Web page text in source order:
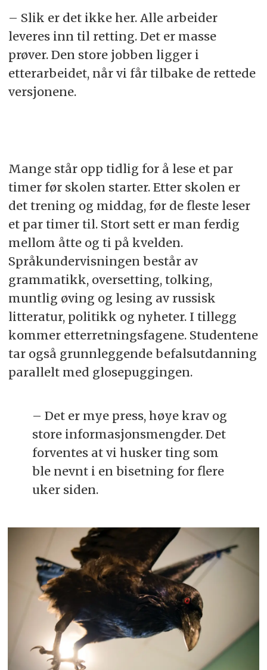
– Slik er det ikke her. Alle arbeider
leveres inn til retting. Det er masse
prøver. Den store jobben ligger i
etterarbeidet, når vi får tilbake de rettede
versjonene.
​​Mange står opp tidlig for å lese et par
timer før skolen starter. Etter skolen er
det trening og middag, før de fleste leser
et par timer til. Stort sett er man ferdig
mellom åtte og ti på kvelden.
Språkundervisningen består av
grammatikk, oversetting, tolking,
muntlig øving og lesing av russisk
litteratur, politikk og nyheter. I tillegg
kommer etterretningsfagene. Studentene
tar også grunnleggende befalsutdanning
parallelt med glosepuggingen.
– Det er mye press, høye krav og
store informasjonsmengder. Det
forventes at vi husker ting som
ble nevnt i en bisetning for flere
uker ​siden.